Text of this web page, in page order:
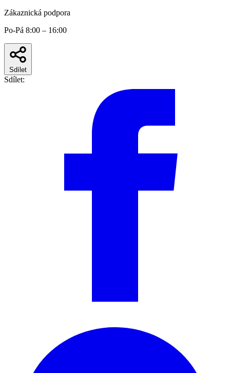
Zákaznická podpora
Po-Pá 8:00 – 16:00
Sdílet
Sdílet: